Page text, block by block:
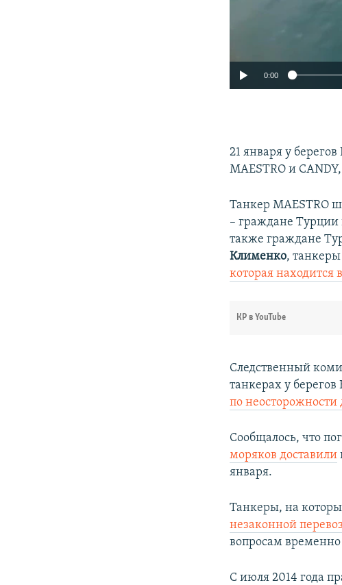
0:00
​21 января у
MAESTRO и
Танкер MAESTRO
– граждане Турции
также граждане
Клименко,
которая
КР в YouTube
Следственный
танкерах у
по
Сообщалось, что
моряков доставили
января.
Танкеры, на
незаконной
вопросам
С июля 2014 года